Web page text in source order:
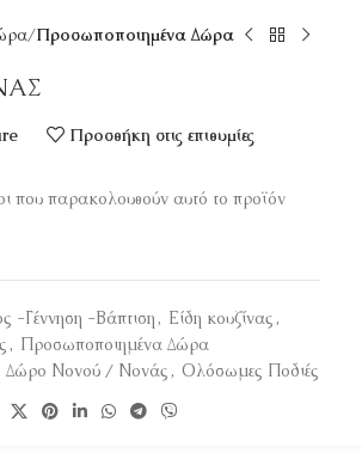
Προσωποποιημένα Δώρα
Προσθήκη στις επιθυμίες
που παρακολουθούν αυτό το προϊόν
-Γέννηση -Βάπτιση , Είδη κουζίνας ,
, Προσωποποιημένα Δώρα
Δώρο Νονού / Νονάς , Ολόσωμες Ποδιές